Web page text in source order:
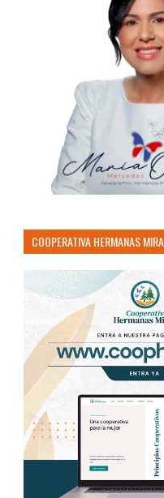
COOPERATIVA HERMANAS